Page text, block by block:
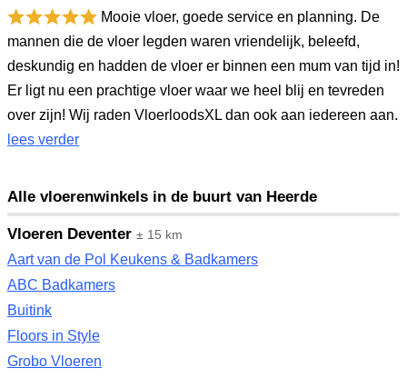
Mooie vloer, goede service en planning. De
mannen die de vloer legden waren vriendelijk, beleefd,
deskundig en hadden de vloer er binnen een mum van tijd in!
Er ligt nu een prachtige vloer waar we heel blij en tevreden
over zijn! Wij raden VloerloodsXL dan ook aan iedereen aan.
lees verder
Alle vloerenwinkels in de buurt van Heerde
Vloeren Deventer ± 15 km
Aart van de Pol Keukens & Badkamers
ABC Badkamers
Buitink
Floors in Style
Grobo Vloeren